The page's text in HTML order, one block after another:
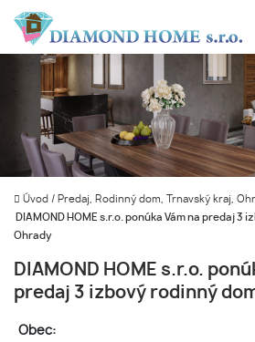
Úvod / Predaj, Rodinný dom, Trnavský kraj,
DIAMOND HOME s.r.o. ponúka Vám na predaj 3
Ohrady
DIAMOND HOME s.r.o.
predaj 3 izbový rodinný
Obec: